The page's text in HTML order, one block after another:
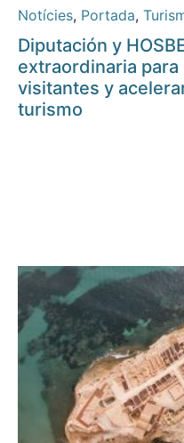
Notícies, Portada,
Diputación y
extraordinaria
visitantes y
turismo